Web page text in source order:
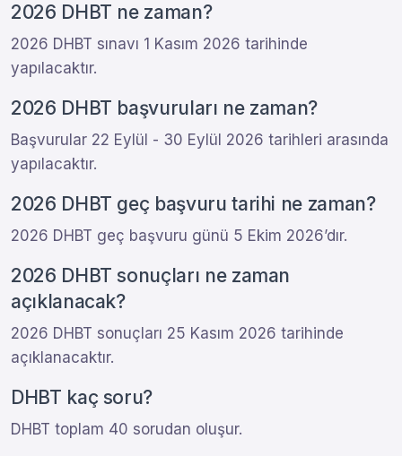
2026 DHBT ne zaman?
2026 DHBT sınavı 1 Kasım 2026 tarihinde
yapılacaktır.
2026 DHBT başvuruları ne zaman?
Başvurular 22 Eylül - 30 Eylül 2026 tarihleri arasında
yapılacaktır.
2026 DHBT geç başvuru tarihi ne zaman?
2026 DHBT geç başvuru günü 5 Ekim 2026’dır.
2026 DHBT sonuçları ne zaman
açıklanacak?
2026 DHBT sonuçları 25 Kasım 2026 tarihinde
açıklanacaktır.
DHBT kaç soru?
DHBT toplam 40 sorudan oluşur.